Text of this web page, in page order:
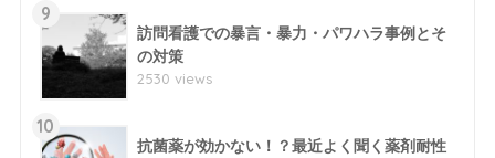
9
訪問看護での暴言・暴力・パワハラ事例とそ
の対策
2530 views
10
抗菌薬が効かない！？最近よく聞く薬剤耐性